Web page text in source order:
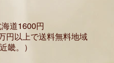
海道1600円
円以上で送料無料地域
畿。）